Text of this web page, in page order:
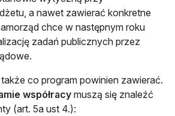
a nawet zawierać konkretne
chce w następnym roku
zadań publicznych przez
co program powinien zawierać.
współracy muszą się znaleźć
(art. 5a ust 4.):